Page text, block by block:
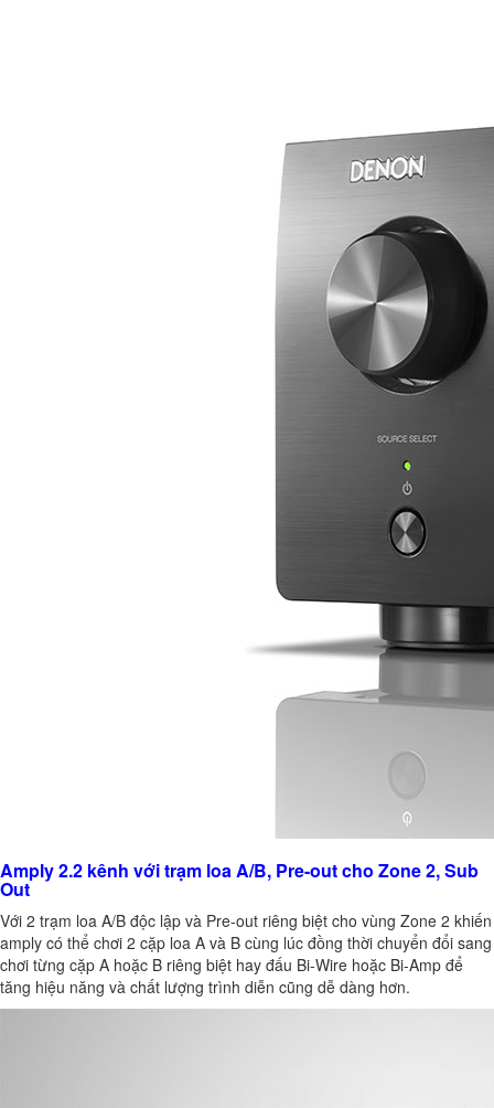
Amply 2.2 kênh với trạm loa A/B, Pre-out cho Zone 2, Sub
Out
Với 2 trạm loa A/B độc lập và Pre-out riêng biệt cho vùng Zone 2 khiến
amply có thể chơi 2 cặp loa A và B cùng lúc đồng thời chuyển đổi sang
chơi từng cặp A hoặc B riêng biệt hay đấu Bi-Wire hoặc Bi-Amp để
tăng hiệu năng và chất lượng trình diễn cũng dễ dàng hơn.